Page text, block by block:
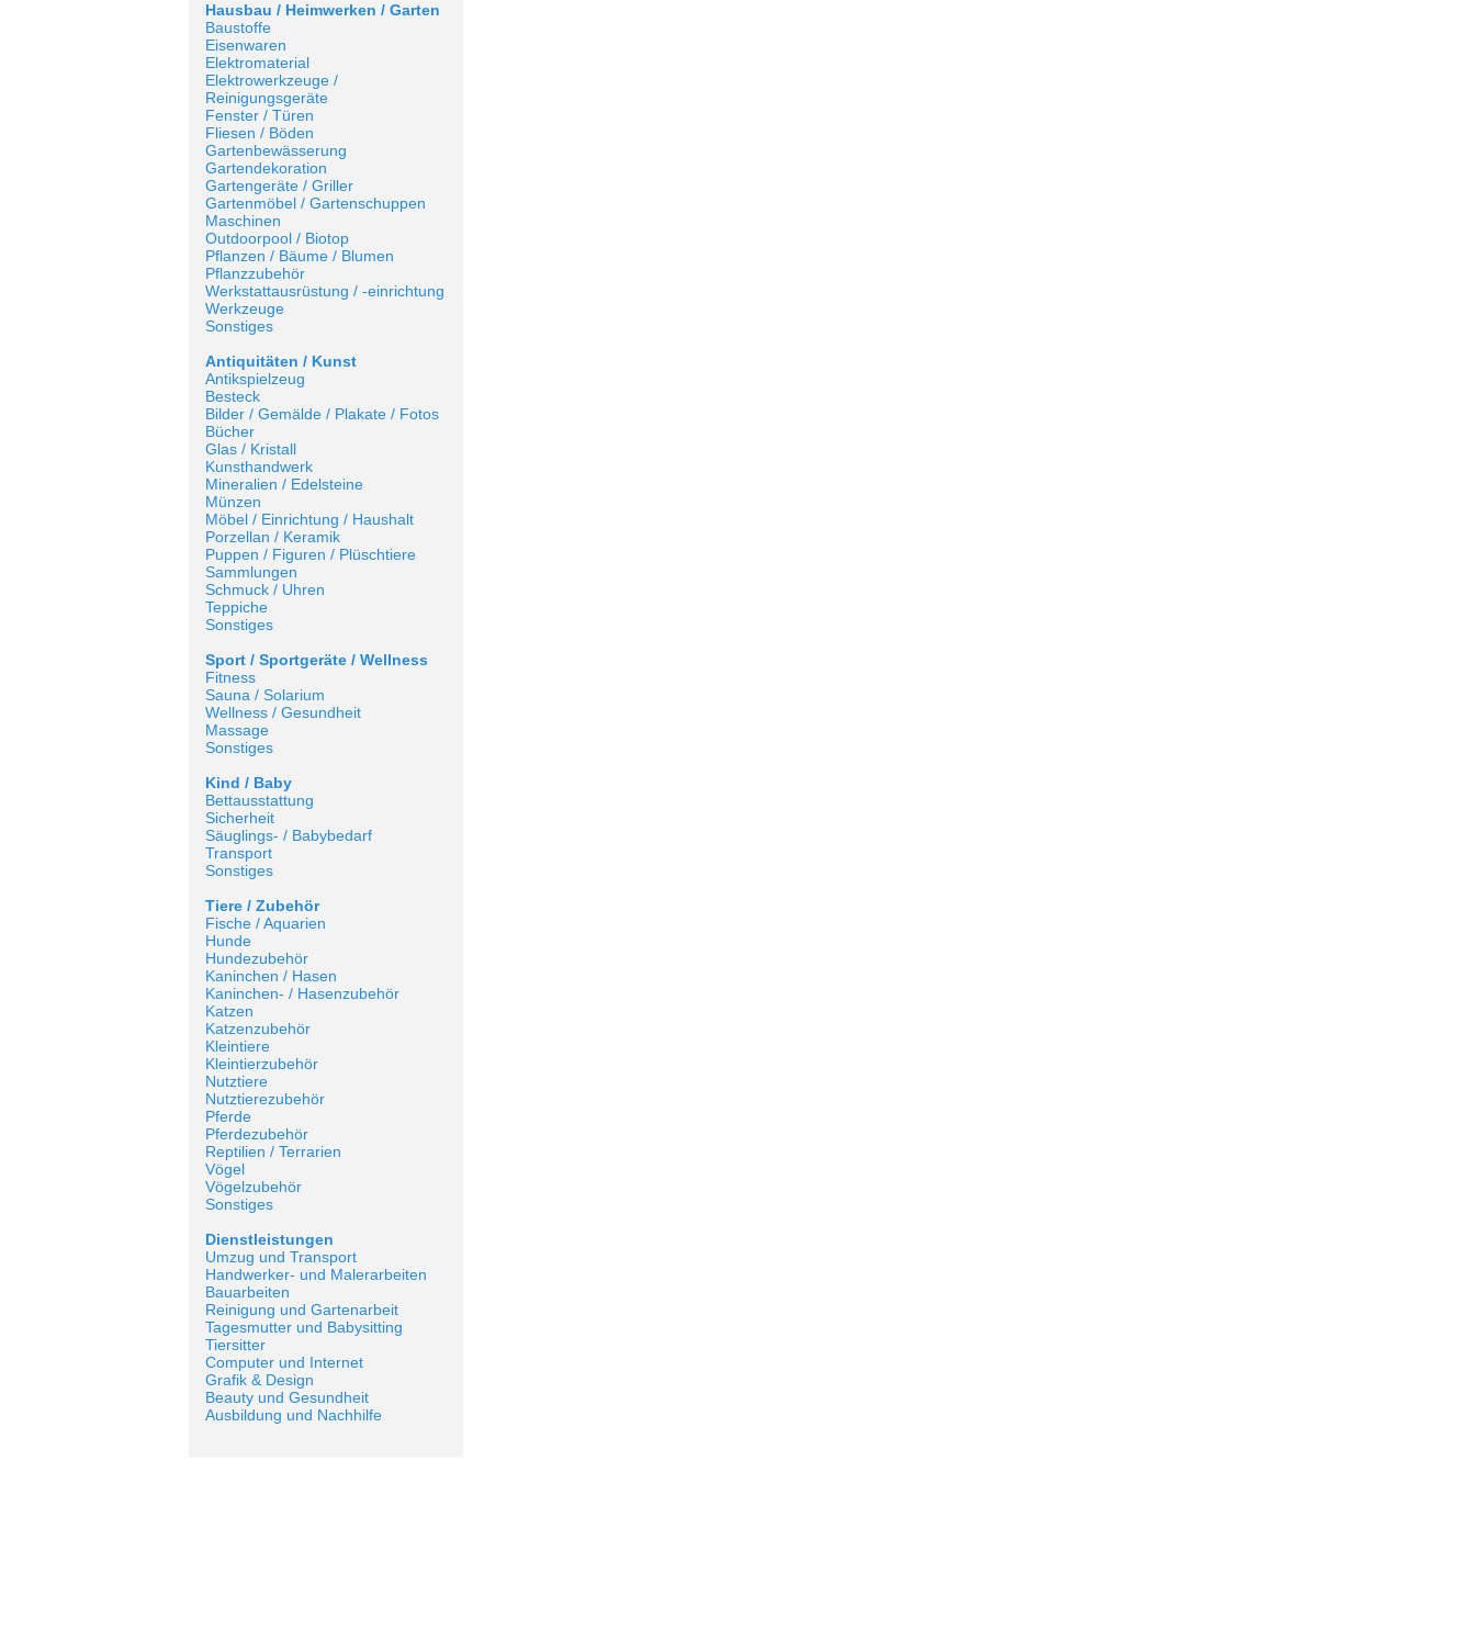
Hausbau / Heimwerken / Garten
Baustoffe
Eisenwaren
Elektromaterial
Elektrowerkzeuge /
Reinigungsgeräte
Fenster / Türen
Fliesen / Böden
Gartenbewässerung
Gartendekoration
Gartengeräte / Griller
Gartenmöbel / Gartenschuppen
Maschinen
Outdoorpool / Biotop
Pflanzen / Bäume / Blumen
Pflanzzubehör
Werkstattausrüstung / -einrichtung
Werkzeuge
Sonstiges
Antiquitäten / Kunst
Antikspielzeug
Besteck
Bilder / Gemälde / Plakate / Fotos
Bücher
Glas / Kristall
Kunsthandwerk
Mineralien / Edelsteine
Münzen
Möbel / Einrichtung / Haushalt
Porzellan / Keramik
Puppen / Figuren / Plüschtiere
Sammlungen
Schmuck / Uhren
Teppiche
Sonstiges
Sport / Sportgeräte / Wellness
Fitness
Sauna / Solarium
Wellness / Gesundheit
Massage
Sonstiges
Kind / Baby
Bettausstattung
Sicherheit
Säuglings- / Babybedarf
Transport
Sonstiges
Tiere / Zubehör
Fische / Aquarien
Hunde
Hundezubehör
Kaninchen / Hasen
Kaninchen- / Hasenzubehör
Katzen
Katzenzubehör
Kleintiere
Kleintierzubehör
Nutztiere
Nutztierezubehör
Pferde
Pferdezubehör
Reptilien / Terrarien
Vögel
Vögelzubehör
Sonstiges
Dienstleistungen
Umzug und Transport
Handwerker- und Malerarbeiten
Bauarbeiten
Reinigung und Gartenarbeit
Tagesmutter und Babysitting
Tiersitter
Computer und Internet
Grafik & Design
Beauty und Gesundheit
Ausbildung und Nachhilfe